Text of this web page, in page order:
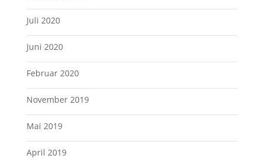
Juli 2020
Juni 2020
Februar 2020
November 2019
Mai 2019
April 2019